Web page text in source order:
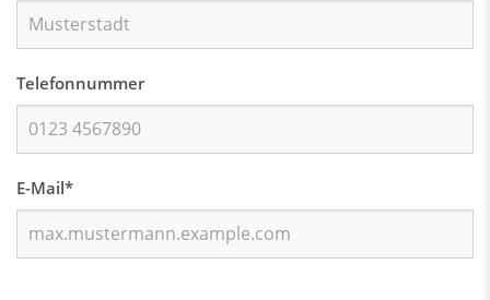
Telefonnummer
E-Mail*